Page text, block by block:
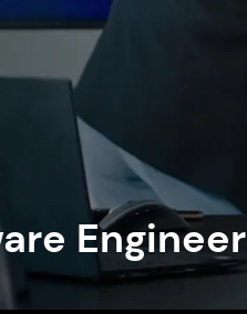
Engineer